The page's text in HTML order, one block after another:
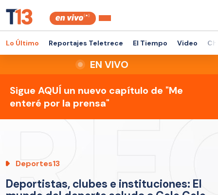
Lo Último Reportajes Teletrece El Tiempo Video
EN VIVO
Sigue AQUÍ un nuevo capítulo de "Me
enteré por la prensa"
Deportes13
Deportistas, clubes e instituciones: El